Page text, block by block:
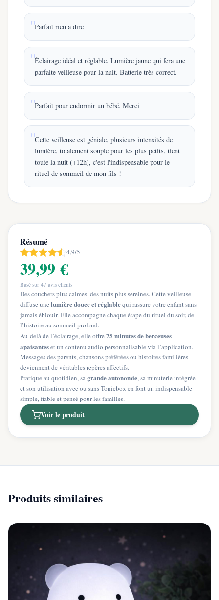
Parfait rien a dire
Éclairage idéal et réglable. Lumière jaune qui fera une
parfaite veilleuse pour la nuit. Batterie très correct.
Parfait pour endormir un bébé. Merci
Cette veilleuse est géniale, plusieurs intensités de
lumière, totalement souple pour les plus petits, tient
toute la nuit (+12h), c'est l'indispensable pour le
rituel de sommeil de mon fils !
Résumé
4,9/5
39,99 €
Basé sur 47 avis clients
Des couchers plus calmes, des nuits plus sereines. Cette veilleuse
diffuse une lumière douce et réglablequi rassure votre enfant sans
jamais éblouir. Elle accompagne chaque étape du rituel du soir, de
l’histoire au sommeil profond.
Au-delà de l’éclairage, elle offre 75 minutes de berceuses
apaisanteset un contenu audio personnalisable via l’application.
Messages des parents, chansons préférées ou histoires familières
deviennent de véritables repères affectifs.
Pratique au quotidien, sagrande autonomie, sa minuterie intégrée
et son utilisation avec ou sans Toniebox en font un indispensable
simple, fiable et pensé pour les familles.
Voir le produit
Produits similaires